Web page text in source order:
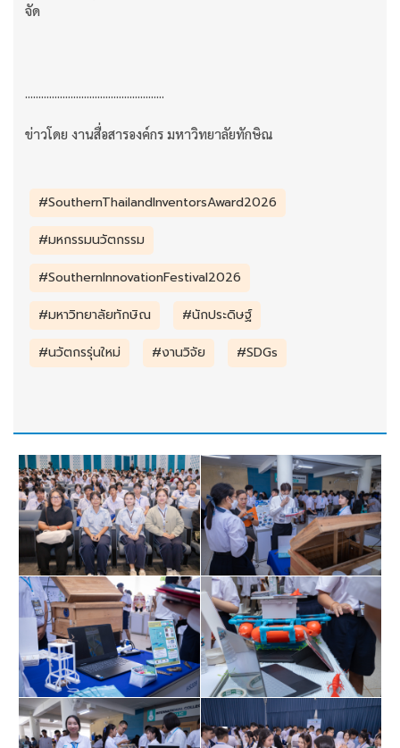
จัด
....................................................
ข่าวโดย งานสื่อสารองค์กร มหาวิทยาลัยทักษิณ
#SouthernThailandInventorsAward2026
#มหกรรมนวัตกรรม
#SouthernInnovationFestival2026
#มหาวิทยาลัยทักษิณ
#นักประดิษฐ์
#นวัตกรรุ่นใหม่
#งานวิจัย #SDGs